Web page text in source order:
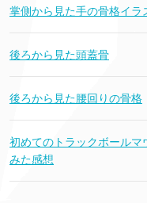
掌側から見た手の骨格イラ
後ろから見た頭蓋骨
後ろから見た腰回りの骨格
初めてのトラックボールマ
みた感想